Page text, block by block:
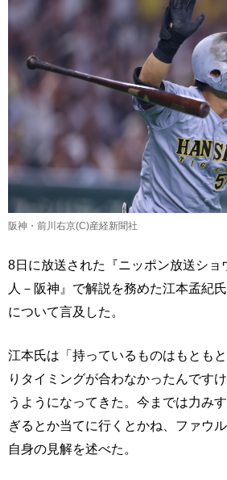
阪神・前川右京(C)産経新聞社
8日に放送された『ニッポン放送ショ
人－阪神』で解説を務めた江本孟紀
について言及した。
江本氏は「持っているものはもとも
りタイミングが合わなかったんです
うようになってきた。今までは力み
ぎるとか当てに行くとかね、ファウ
自身の見解を述べた。